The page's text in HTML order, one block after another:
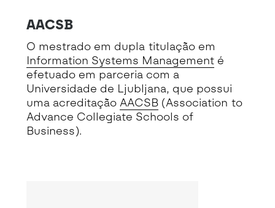
AACSB
O mestrado em dupla titulação em
Information Systems Managementé
efetuado em parceria com a
Universidade de Ljubljana, que possui
uma acreditação AACSB(Association to
Advance Collegiate Schools of
Business).